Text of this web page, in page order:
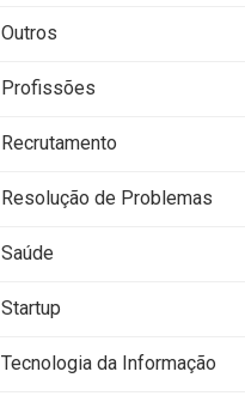
Outros
Profissões
Recrutamento
Resolução de Problemas
Saúde
Startup
Tecnologia da Informação